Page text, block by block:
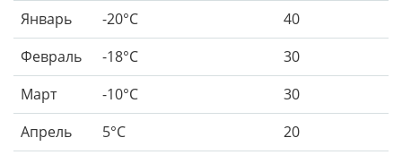
Январь
-20°С
40
Февраль
-18°С
30
Март
-10°С
30
Апрель
5°С
20